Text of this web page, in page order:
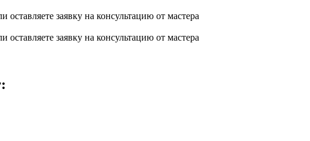
заявку на консультацию от мастера
заявку на консультацию от мастера